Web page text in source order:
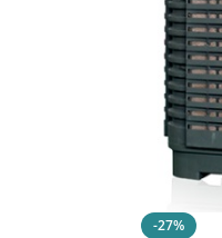
-27%